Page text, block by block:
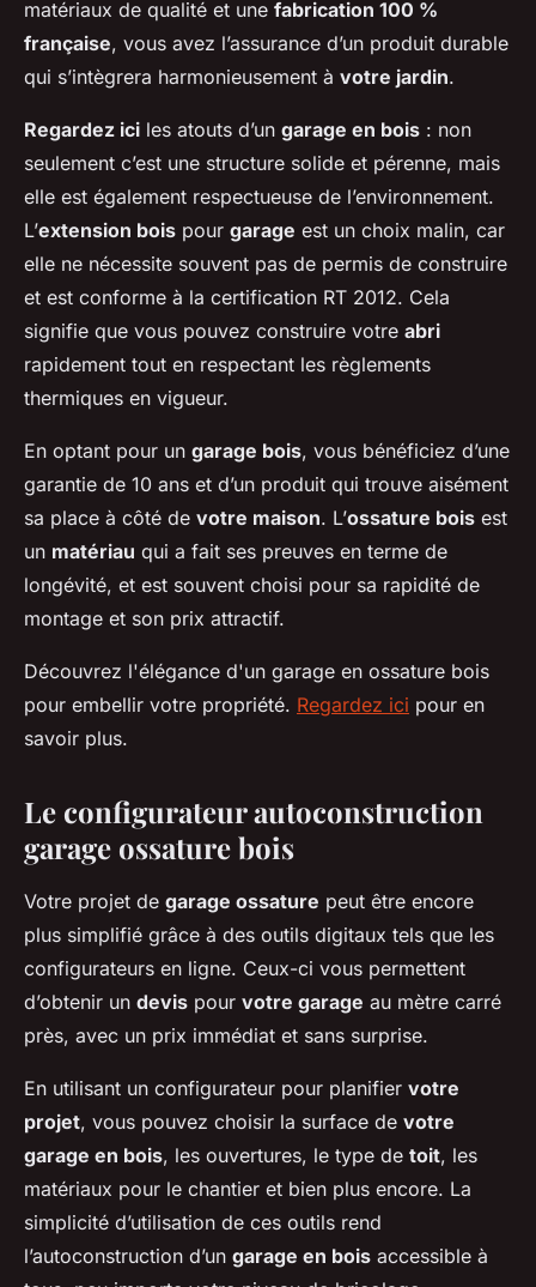
matériaux de qualité et une fabrication 100 %
française, vous avez l’assurance d’un produit durable
qui s’intègrera harmonieusement à votre jardin.
Regardez ici les atouts d’un garage en bois : non
seulement c’est une structure solide et pérenne, mais
elle est également respectueuse de l’environnement.
L’extension bois pour garage est un choix malin, car
elle ne nécessite souvent pas de permis de construire
et est conforme à la certification RT 2012. Cela
signifie que vous pouvez construire votre abri
rapidement tout en respectant les règlements
thermiques en vigueur.
En optant pour un garage bois, vous bénéficiez d’une
garantie de 10 ans et d’un produit qui trouve aisément
sa place à côté de votre maison. L’ossature bois est
un matériau qui a fait ses preuves en terme de
longévité, et est souvent choisi pour sa rapidité de
montage et son prix attractif.
Découvrez l'élégance d'un garage en ossature bois
pour embellir votre propriété. Regardez ici pour en
savoir plus.
Le configurateur autoconstruction
garage ossature bois
Votre projet de garage ossature peut être encore
plus simplifié grâce à des outils digitaux tels que les
configurateurs en ligne. Ceux-ci vous permettent
d’obtenir un devis pour votre garage au mètre carré
près, avec un prix immédiat et sans surprise.
En utilisant un configurateur pour planifier votre
projet, vous pouvez choisir la surface de votre
garage en bois, les ouvertures, le type de toit, les
matériaux pour le chantier et bien plus encore. La
simplicité d’utilisation de ces outils rend
l’autoconstruction d’un garage en bois accessible à